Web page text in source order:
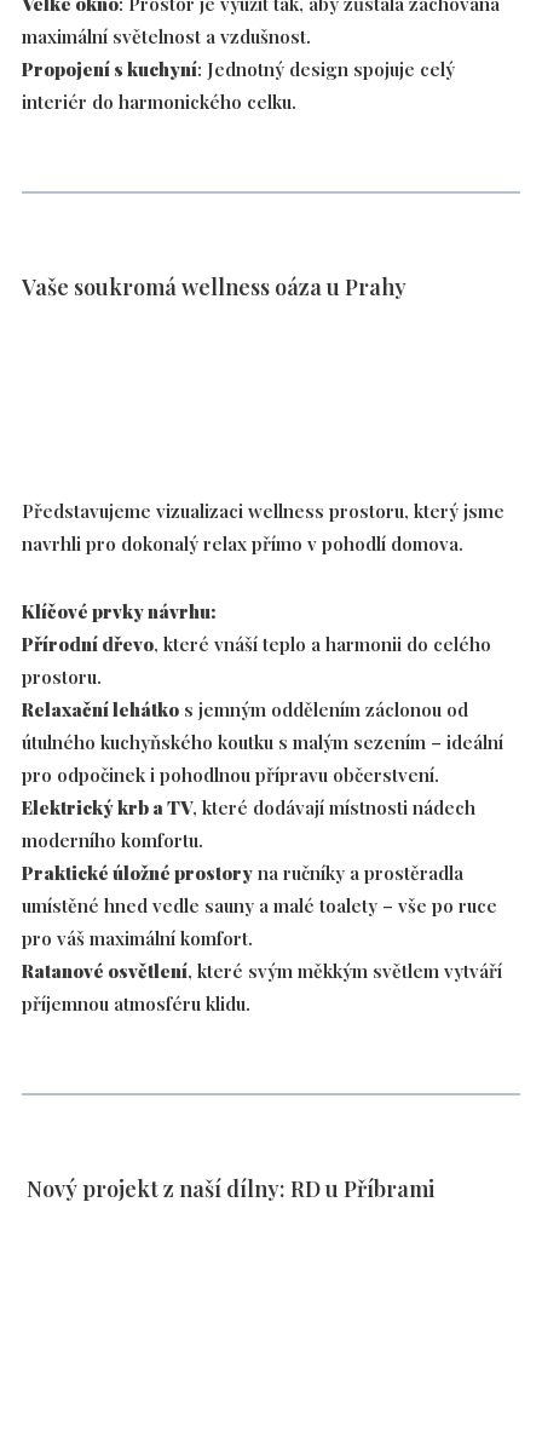
maximální světelnost a vzdušnost.
Propojení s kuchyní: Jednotný design spojuje celý
interiér do harmonického celku.
Vaše soukromá wellness oáza u Prahy
Představujeme vizualizaci wellness prostoru, který jsme
navrhli pro dokonalý relax přímo v pohodlí domova.
Klíčové prvky návrhu:
Přírodní dřevo, které vnáší teplo a harmonii do celého
prostoru.
Relaxační lehátko s jemným oddělením záclonou od
útulného kuchyňského koutku s malým sezením – ideální
pro odpočinek i pohodlnou přípravu občerstvení.
Elektrický krb a TV, které dodávají místnosti nádech
moderního komfortu.
Praktické úložné prostory na ručníky a prostěradla
umístěné hned vedle sauny a malé toalety – vše po ruce
pro váš maximální komfort.
Ratanové osvětlení, které svým měkkým světlem vytváří
příjemnou atmosféru klidu.
Nový projekt z naší dílny: RD u Příbrami